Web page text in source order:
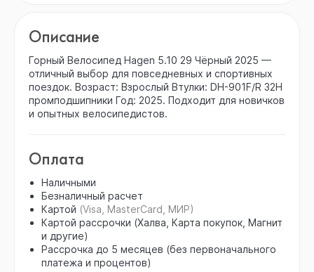
Описание
Горный Велосипед Hagen 5.10 29 Чёрный 2025 —
отличный выбор для повседневных и спортивных
поездок. Возраст: Взрослый Втулки: DH-901F/R 32H
промподшипники Год: 2025. Подходит для новичков
и опытных велосипедистов.
Оплата
Наличными
Безналичный расчет
Картой (Visa, MasterCard, МИР)
Картой рассрочки (Халва, Карта покупок, Магнит
и другие)
Рассрочка до 5 месяцев (без первоначального
платежа и процентов)